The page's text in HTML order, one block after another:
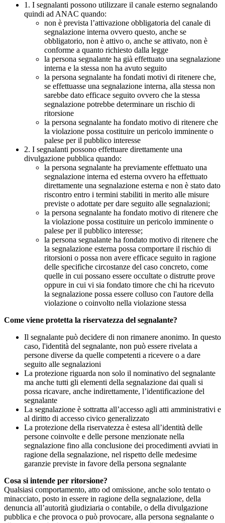
1. I segnalanti possono utilizzare il canale esterno segnalando
quindi ad ANAC quando:
non è prevista l’attivazione obbligatoria del canale di
segnalazione interna ovvero questo, anche se
obbligatorio, non è attivo o, anche se attivato, non è
conforme a quanto richiesto dalla legge
la persona segnalante ha già effettuato una segnalazione
interna e la stessa non ha avuto seguito
la persona segnalante ha fondati motivi di ritenere che,
se effettuasse una segnalazione interna, alla stessa non
sarebbe dato efficace seguito ovvero che la stessa
segnalazione potrebbe determinare un rischio di
ritorsione
la persona segnalante ha fondato motivo di ritenere che
la violazione possa costituire un pericolo imminente o
palese per il pubblico interesse
2. I segnalanti possono effettuare direttamente una
divulgazione pubblica quando:
la persona segnalante ha previamente effettuato una
segnalazione interna ed esterna ovvero ha effettuato
direttamente una segnalazione esterna e non è stato dato
riscontro entro i termini stabiliti in merito alle misure
previste o adottate per dare seguito alle segnalazioni;
la persona segnalante ha fondato motivo di ritenere che
la violazione possa costituire un pericolo imminente o
palese per il pubblico interesse;
la persona segnalante ha fondato motivo di ritenere che
la segnalazione esterna possa comportare il rischio di
ritorsioni o possa non avere efficace seguito in ragione
delle specifiche circostanze del caso concreto, come
quelle in cui possano essere occultate o distrutte prove
oppure in cui vi sia fondato timore che chi ha ricevuto
la segnalazione possa essere colluso con l'autore della
violazione o coinvolto nella violazione stessa
Come viene protetta la riservatezza del segnalante?
Il segnalante può decidere di non rimanere anonimo. In questo
caso, l'identità del segnalante, non può essere rivelata a
persone diverse da quelle competenti a ricevere o a dare
seguito alle segnalazioni
La protezione riguarda non solo il nominativo del segnalante
ma anche tutti gli elementi della segnalazione dai quali si
possa ricavare, anche indirettamente, l’identificazione del
segnalante
La segnalazione è sottratta all’accesso agli atti amministrativi e
al diritto di accesso civico generalizzato
La protezione della riservatezza è estesa all’identità delle
persone coinvolte e delle persone menzionate nella
segnalazione fino alla conclusione dei procedimenti avviati in
ragione della segnalazione, nel rispetto delle medesime
garanzie previste in favore della persona segnalante
Cosa si intende per ritorsione?
Qualsiasi comportamento, atto od omissione, anche solo tentato o
minacciato, posto in essere in ragione della segnalazione, della
denuncia all’autorità giudiziaria o contabile, o della divulgazione
pubblica e che provoca o può provocare, alla persona segnalante o